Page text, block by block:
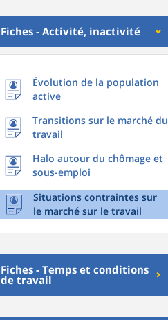
Fiches - Activité, inactivité
Évolution de la population
active
Transitions sur le marché du
travail
Halo autour du chômage et
sous-emploi
Situations contraintes sur
le marché sur le travail
Fiches - Temps et conditions
de travail